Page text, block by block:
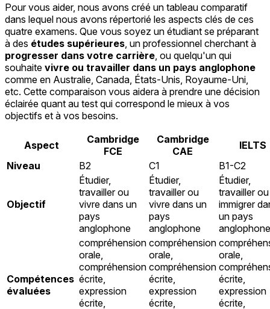
Pour vous aider, nous avons créé un tableau comparatif
dans lequel nous avons répertorié les aspects clés de ces
quatre examens. Que vous soyez un étudiant se préparant
à des études supérieures , un professionnel cherchant à
progresser dans votre carrière , ou quelqu'un qui
souhaite vivre ou travailler dans un pays anglophone
comme en Australie, Canada, États-Unis, Royaume-Uni,
etc. Cette comparaison vous aidera à prendre une décision
éclairée quant au test qui correspond le mieux à vos
objectifs et à vos besoins.
Aspect
Cambridge
FCE
Cambridge
CAE
IELTS
Niveau
B2 C1 B1-C2
Objectif
Étudier,
travailler ou
vivre dans un
pays
anglophone
Étudier,
travailler ou
vivre dans un
pays
anglophone
Étudier,
travailler ou
immigrer
un pays
anglophone
Compétences
évaluées
compréhension
orale,
compréhension
écrite,
expression
écrite,
compréhension
orale,
compréhension
écrite,
expression
écrite,
orale,
écrite,
expression
écrite,